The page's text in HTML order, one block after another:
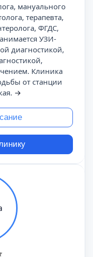
мануального
терапевта,
ФГДС,
УЗИ-
диагностикой,
Клиника
от станции
→